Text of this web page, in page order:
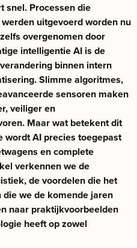
snel. Processen die
uitgevoerd worden nu
overgenomen door
intelligentie AI is de
binnen intern
Slimme algoritmes,
sensoren maken
veiliger en
Maar wat betekent dit
wordt AI precies toegepast
en complete
verkennen we de
de voordelen die het
we de komende jaren
naar praktijkvoorbeelden
heeft op zowel